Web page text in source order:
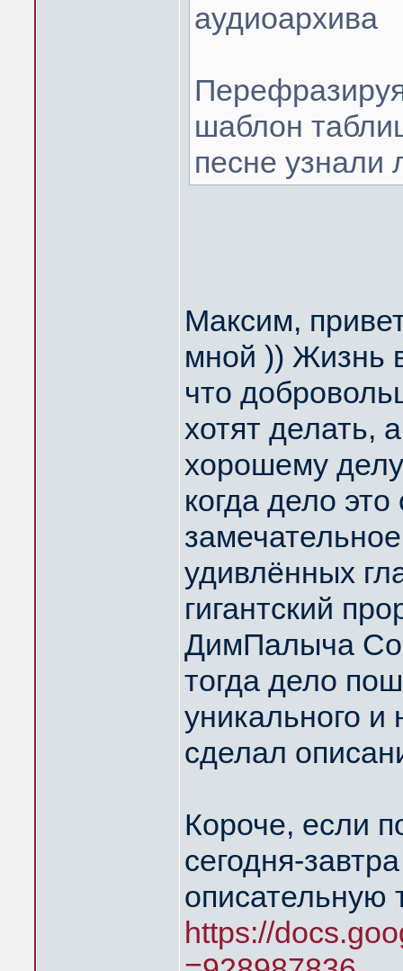
аудиоархива
шаблон
песне
Максим,
мной )) Жизнь
что
хотят делать,
хорошему
когда дело
удивлённых
гигантский
ДимПалыча
тогда дело
уникального и
сделал
Короче, если
сегодня-
описательную
https://